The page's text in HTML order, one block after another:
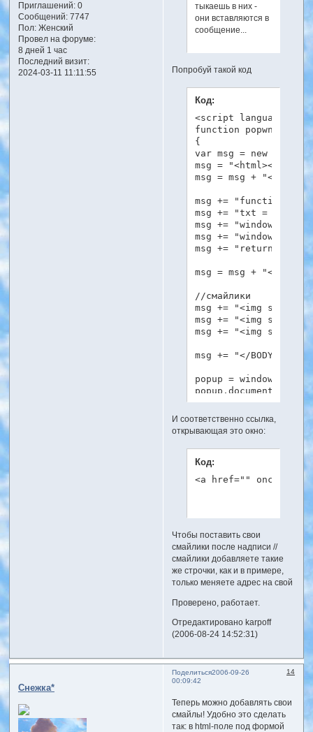
Приглашений:0
Сообщений:7747
Пол:Женский
Провел на форуме:
8 дней 1 час
Последний визит:
2024-03-11 11:11:55
тыкаешь в них -
они вставляются в
сообщение...
Попробуй такой код
Код:
<script
function popwnd()
{
var msg = new
msg =
msg = msg + "<" +
msg += "function
msg += "txt =
msg +=
msg +=
msg += "return
msg = msg + "</" +
//смайлики
msg += "<img
msg += "<img
msg += "<img
msg += "</BODY></
popup =
return false
</script>
И соответственно ссылка,
открывающая это окно:
Код:
<a href=""
Чтобы поставить свои
смайлики после надписи //
смайлики добавляете такие
же строчки, как и в примере,
только меняете адрес на свой
Проверено, работает.
Отредактировано karpoff
(2006-08-24 14:52:31)
Поделиться 14
2006-09-26
00:09:42
Снежка*
Теперь можно добавлять свои
смайлы! Удобно это сделать
так: в html-поле под формой